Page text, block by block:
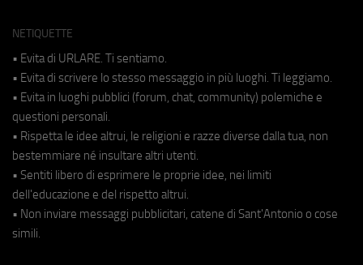
NETIQUETTE
• Evita di URLARE. Ti sentiamo.
• Evita di scrivere lo stesso messaggio in più luoghi. Ti leggiamo.
• Evita in luoghi pubblici (forum, chat, community) polemiche e
questioni personali.
• Rispetta le idee altrui, le religioni e razze diverse dalla tua, non
bestemmiare né insultare altri utenti.
• Sentiti libero di esprimere le proprie idee, nei limiti
dell'educazione e del rispetto altrui.
• Non inviare messaggi pubblicitari, catene di Sant'Antonio o cose
simili.